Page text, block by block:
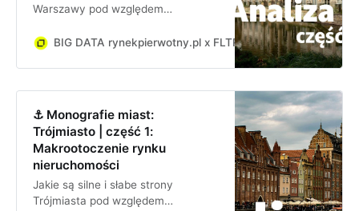
Warszawy pod względem
zagrożenia dla firmy lub inwestora
na rynku nieruchomości.
BIG DATA rynekpierwotny.pl x FLTR Jan Dziekoński
⚓ Monografie miast:
Trójmiasto | część 1:
Makrootoczenie rynku
nieruchomości
Jakie są silne i słabe strony
Trójmiasta pod względem